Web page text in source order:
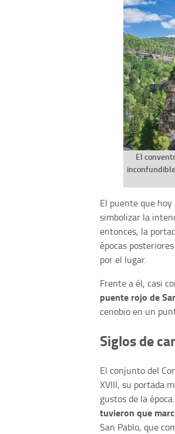
El
El puente que
simbolizar la
entonces, la
épocas
por el lugar.
Frente a él, casi
puente rojo de
cenobio en un
Siglos de
El conjunto del
XVIII, su portada
gustos de la
tuvieron que
San Pablo, que